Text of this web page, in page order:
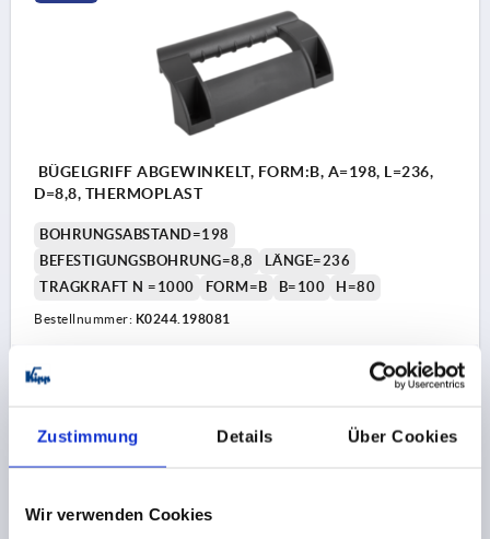
Zustimmung Details Über Cookies
Wir verwenden Cookies
BÜGELGRIFF ABGEWINKELT, FORM:B, A=198, L=236,
D=8,8, THERMOPLAST
BOHRUNGSABSTAND=198
BEFESTIGUNGSBOHRUNG=8,8
LÄNGE=236
TRAGKRAFT N =1000
FORM=B B=100 H=80
Bestellnummer: K0244.198081
21,06 €
DETAILS